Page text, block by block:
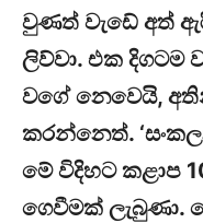
වුණත් වැඩේ අත්
ලිව්වා. එක දිගටම
වගේ නෙවෙයි,
කරන්නෙත්.
මේ විදිහට කළාප
ගෙවීමක් ලැබුණා.